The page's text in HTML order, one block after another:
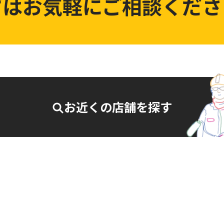
お気軽にご相談くだ
お近くの店舗を探す